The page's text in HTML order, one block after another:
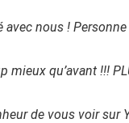
avec nous !
mieux qu’avant !!!
de vous voir sur